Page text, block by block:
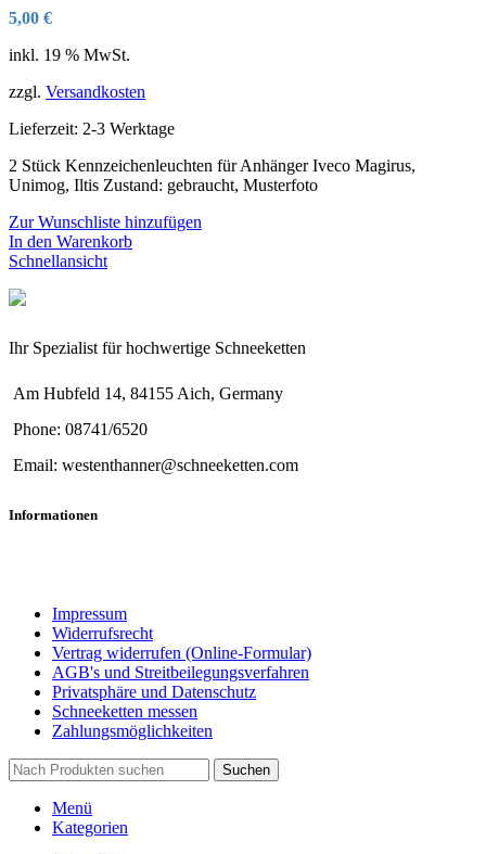
5,00 €
inkl. 19 % MwSt.
zzgl. Versandkosten
Lieferzeit: 2-3 Werktage
2 Stück Kennzeichenleuchten für Anhänger Iveco Magirus,
Unimog, Iltis Zustand: gebraucht, Musterfoto
Zur Wunschliste hinzufügen
In den Warenkorb
Schnellansicht
Ihr Spezialist für hochwertige Schneeketten
Am Hubfeld 14, 84155 Aich, Germany
Phone: 08741/6520
Email: westenthanner@schneeketten.com
Informationen
Impressum
Widerrufsrecht
Vertrag widerrufen (Online-Formular)
AGB's und Streitbeilegungsverfahren
Privatsphäre und Datenschutz
Schneeketten messen
Zahlungsmöglichkeiten
Suchen
Menü
Kategorien